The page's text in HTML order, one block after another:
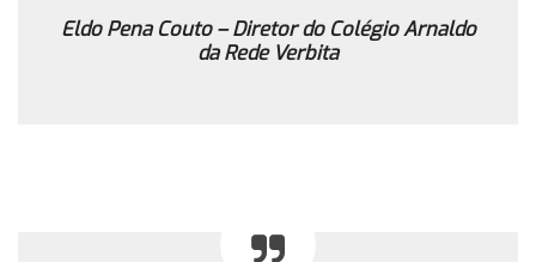
Eldo Pena Couto – Diretor do Colégio Arnaldo
da Rede Verbita